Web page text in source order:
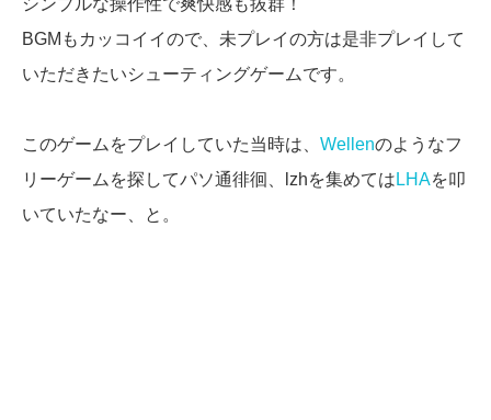
BGMもカッコイイので、未プレイの方は是非プレイして
いただきたいシューティングゲームです。
このゲームをプレイしていた当時は、 Wellenのようなフ
リーゲームを探してパソ通徘徊、lzhを集めては LHAを叩
いていたなー、と。